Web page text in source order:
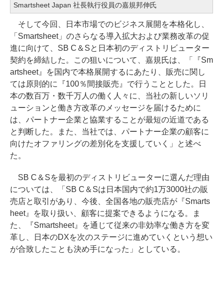
Smartsheet Japan 社長執行役員の嘉規邦伸氏
そして今回、日本市場でのビジネス展開を本格化し、
「Smartsheet」のさらなる導入拡大および業務改革の促
進に向けて、SB C＆Sと日本初のディストリビューター
契約を締結した。この狙いについて、嘉規氏は、「『Sm
artsheet』を国内で本格展開するにあたり、販売に関し
ては原則的に『100％間接販売』で行うこととした。日
本の数百万・数千万人の働く人々に、当社の新しいソリ
ューションと働き方改革のメッセージを届けるために
は、パートナー企業と協業することが最短の近道である
と判断した。また、当社では、パートナー企業の顧客に
向けたオファリングの差別化を支援していく」と述べ
た。
SB C＆Sを最初のディストリビューターに選んだ理由
については、「SB C＆Sは日本国内で約1万3000社の販
売店と取引があり、今後、全国各地の販売店が『Smarts
heet』を取り扱い、顧客に提案できるようになる。ま
た、『Smartsheet』を通じて従来の非効率な働き方を変
革し、日本のDXを次のステージに進めていくという想い
が合致したことも決め手になった」としている。